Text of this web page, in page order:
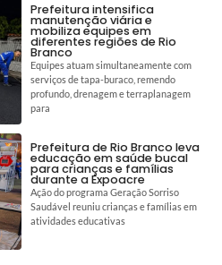
Prefeitura intensifica
manutenção viária e
mobiliza equipes em
diferentes regiões de Rio
Branco
Equipes atuam simultaneamente com
serviços de tapa-buraco, remendo
profundo, drenagem e terraplanagem
para
Prefeitura de Rio Branco leva
educação em saúde bucal
para crianças e famílias
durante a Expoacre
Ação do programa Geração Sorriso
Saudável reuniu crianças e famílias em
atividades educativas